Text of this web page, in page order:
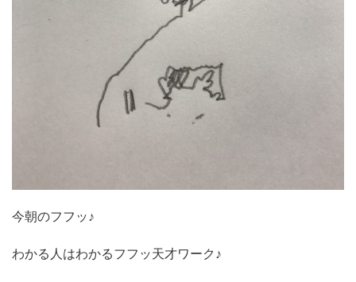
今朝のフフッ♪
わかる人はわかるフフッ天才ワーク♪